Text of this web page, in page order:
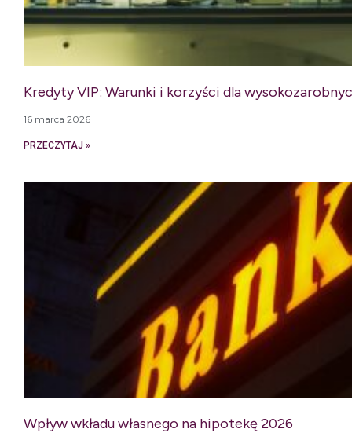
Kredyty VIP: Warunki i korzyści dla
16 marca 2026
PRZECZYTAJ »
Wpływ wkładu własnego na hipotekę 2026